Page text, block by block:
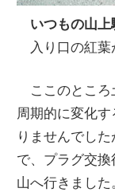
いつもの山上
入り口の紅葉
ここのところ
周期的に変化
りませんでし
で、プラグ交
山へ行きました